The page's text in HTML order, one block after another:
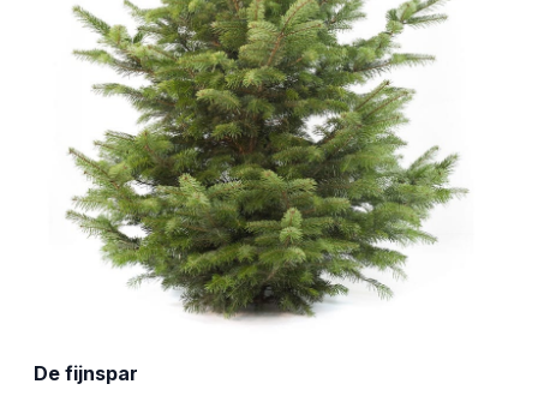
De fijnspar